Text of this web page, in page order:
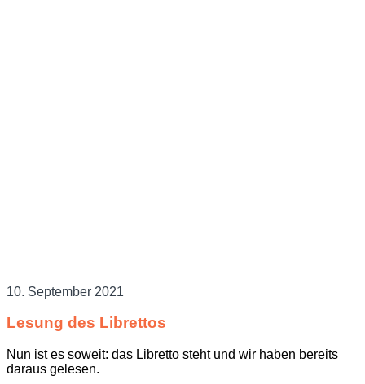
10. September 2021
Lesung des Librettos
Nun ist es soweit: das Libretto steht und wir haben bereits
daraus gelesen.